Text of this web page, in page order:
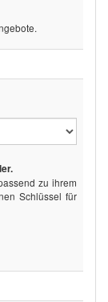
zu ihrem
Schlüssel für